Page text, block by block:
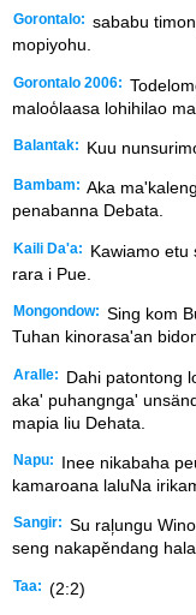
Gorontalo: sababu
mopiyohu.
Gorontalo 2006:
maloo̒laasa lohihilao
Balantak: Kuu
Bambam: Aka
penabanna Debata.
Kaili Da'a:
Kawiamo etu
rara i Pue.
Mongondow: Sing kom
Tuhan kinorasa'an
Aralle:
Dahi patontong
aka' puhangnga'
mapia liu Dehata.
Napu:
Inee nikabaha
kamaroana laluNa
Sangir: Su ral᷊ungu
seng nakapěndang
Taa: (2:2)